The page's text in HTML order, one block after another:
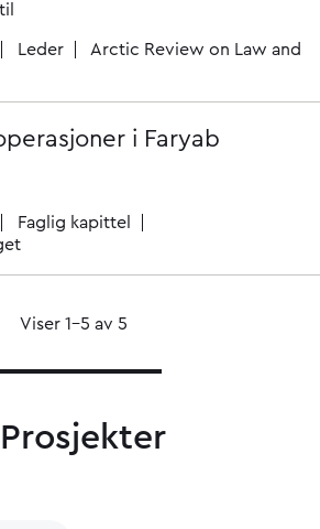
Leder
Arctic Review on Law and
i Faryab
Faglig kapittel
Viser 1–5 av 5
Prosjekter